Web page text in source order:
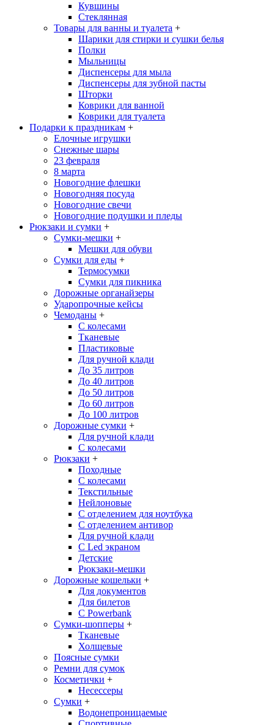
Кувшины
Стеклянная
Товары для ванны и туалета +
Шарики для стирки и сушки белья
Полки
Мыльницы
Диспенсеры для мыла
Диспенсеры для зубной пасты
Шторки
Коврики для ванной
Коврики для туалета
Подарки к праздникам +
Елочные игрушки
Снежные шары
23 февраля
8 марта
Новогодние флешки
Новогодняя посуда
Новогодние свечи
Новогодние подушки и пледы
Рюкзаки и сумки +
Сумки-мешки +
Мешки для обуви
Сумки для еды +
Термосумки
Сумки для пикника
Дорожные органайзеры
Ударопрочные кейсы
Чемоданы +
С колесами
Тканевые
Пластиковые
Для ручной клади
До 35 литров
До 40 литров
До 50 литров
До 60 литров
До 100 литров
Дорожные сумки +
Для ручной клади
С колесами
Рюкзаки +
Походные
С колесами
Текстильные
Нейлоновые
С отделением для ноутбука
С отделением антивор
Для ручной клади
С Led экраном
Детские
Рюкзаки-мешки
Дорожные кошельки +
Для документов
Для билетов
С Powerbank
Сумки-шопперы +
Тканевые
Холщевые
Поясные сумки
Ремни для сумок
Косметички +
Несессеры
Сумки +
Водонепроницаемые